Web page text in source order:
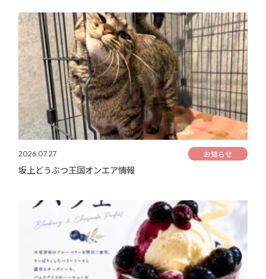
2026.07.27 お知らせ
坂上どうぶつ王国オンエア情報